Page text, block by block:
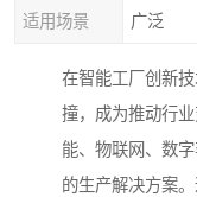
适用场景 广泛
在智能工厂创新
撞，成为推动行
能、物联网、数
的生产解决方案